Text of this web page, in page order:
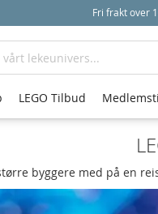
Fri frakt over
byggere med på en
LEGO Tilbud